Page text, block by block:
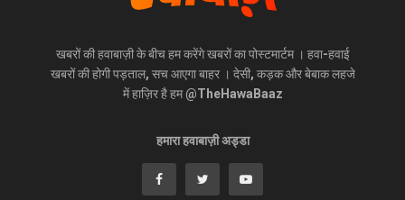
खबरों की हवाबाज़ी के बीच हम करेंगे खबरों का पोस्टमार्टम । हवा-हवाई
खबरों की होगी पड़ताल, सच आएगा बाहर । देसी, कड़क और बेबाक लहजे
में हाज़िर है हम @TheHawaBaaz
हमारा हवाबाज़ी अड्डा